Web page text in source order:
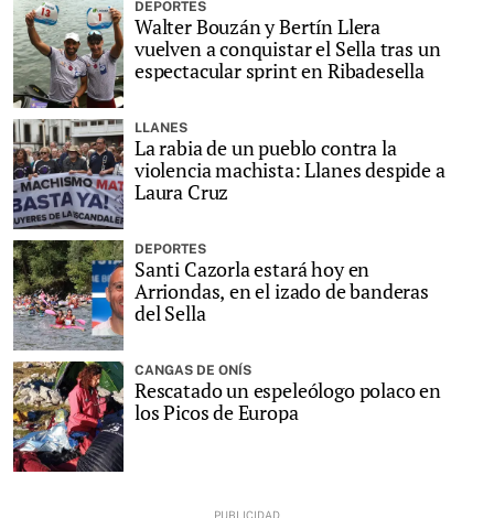
DEPORTES
Walter Bouzán y Bertín Llera
vuelven a conquistar el Sella tras un
espectacular sprint en Ribadesella
LLANES
La rabia de un pueblo contra la
violencia machista: Llanes despide a
Laura Cruz
DEPORTES
Santi Cazorla estará hoy en
Arriondas, en el izado de banderas
del Sella
CANGAS DE ONÍS
Rescatado un espeleólogo polaco en
los Picos de Europa